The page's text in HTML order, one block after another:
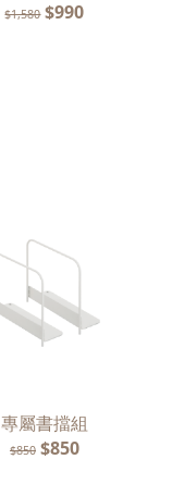
$1,580 $990
專屬書擋組
$850 $850